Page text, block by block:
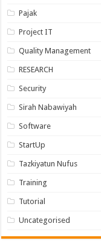
Pajak
Project IT
Quality Management
RESEARCH
Security
Sirah Nabawiyah
Software
StartUp
Tazkiyatun Nufus
Training
Tutorial
Uncategorised